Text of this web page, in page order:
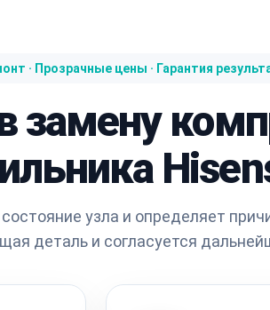
· Прозрачные цены · Гарантия
замену
узла и определяет
деталь и согласуется